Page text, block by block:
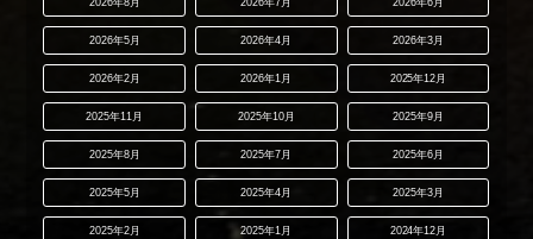
2026年5月 2026年4月 2026年3月
2026年2月 2026年1月 2025年12月
2025年11月 2025年10月 2025年9月
2025年8月 2025年7月 2025年6月
2025年5月 2025年4月 2025年3月
2025年2月 2025年1月 2024年12月